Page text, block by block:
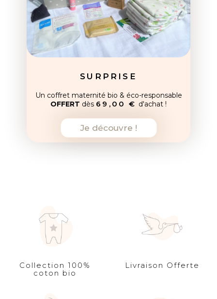
SURPRISE
Un coffret maternité bio & éco-responsable
OFFERT dès 69,00 € d'achat !
Je découvre !
Collection 100%
coton bio
Livraison Offerte